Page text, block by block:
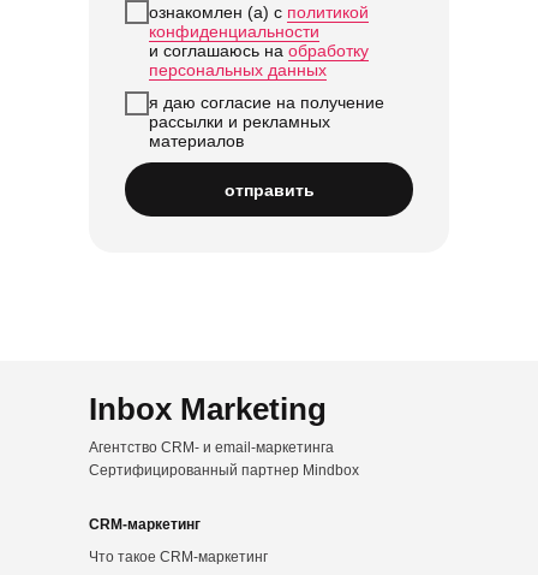
ознакомлен (а) с политикой
конфиденциальности
и соглашаюсь на обработку
персональных данных
я даю согласие на получение
рассылки и рекламных
материалов
отправить
Inbox Marketing
Агентство CRM- и email-маркетинга
Сертифицированный партнер Mindbox
CRM-маркетинг
Что такое CRM-маркетинг